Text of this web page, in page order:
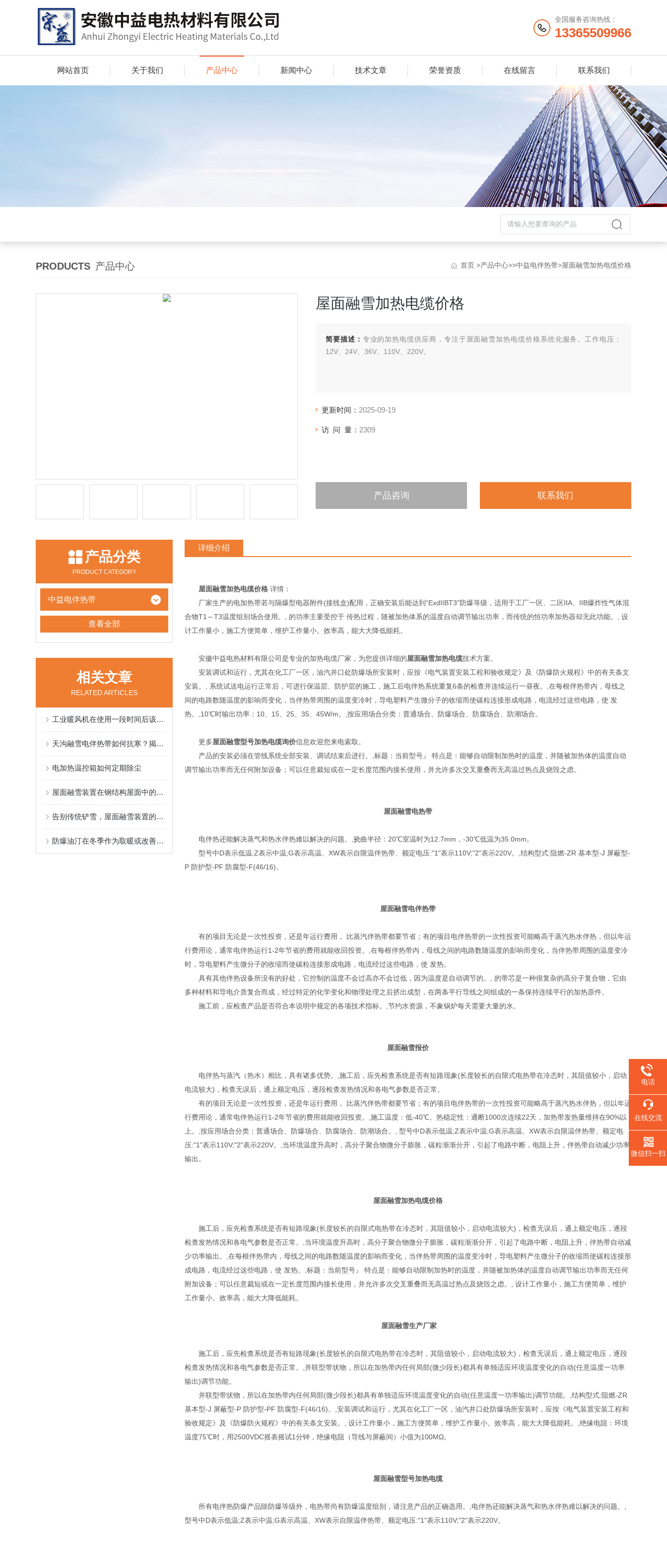
全国服务咨询热线：
13365509966
网站首页 关于我们 产品中心 新闻中心 技术文章 荣誉资质 在线留言 联系我们
PRODUCTS 产品中心 首页 >产品中心>>中益电伴热带>屋面融雪加热电缆价格
屋面融雪加热电缆价格
简要描述： 专业的加热电缆供应商，专注于屋面融雪加热电缆价格系统化服务。工作电压：
12V、24V、36V、110V、220V。
更新时间： 2025-09-19
访 问 量： 2309
产品咨询 联系我们
产品分类
PRODUCT CATEGORY
中益电伴热带
查看全部
相关文章
RELATED ARTICLES
工业暖风机在使用一段时间后该如何保养呢
天沟融雪电伴热带如何抗寒？揭秘！
电加热温控箱如何定期除尘
屋面融雪装置在钢结构屋面中的应用与优势
告别传统铲雪，屋面融雪装置的技术革新与环境影响
防爆油汀在冬季作为取暖或改善低温工作环境之用
详细介绍
屋面融雪加热电缆价格 详情：
厂家生产的电加热带若与隔爆型电器附件(接线盒)配用，正确安装后能达到“ExdIIBT3”防爆等级，适用于工厂一区、二区IIA、IIB爆炸性气体混
合物T1～T3温度组别场合使用。, 的功率主要受控于 传热过程，随被加热体系的温度自动调节输出功率，而传统的恒功率加热器却无此功能。, 设
计工作量小，施工方便简单，维护工作量小。效率高，能大大降低能耗。
安徽中益电热材料有限公司是专业的加热电缆厂家，为您提供详细的屋面融雪加热电缆技术方案。
安装调试和运行，尤其在化工厂一区，油汽井口处防爆场所安装时，应按《电气装置安装工程和验收规定》及《防爆防火规程》中的有关条文
安装。, 系统试送电运行正常后，可进行保温层、防护层的施工，施工后电伴热系统重复6条的检查并连续运行一昼夜。,在每根伴热带内，母线之
间的电路数随温度的影响而变化，当伴热带周围的温度变冷时，导电塑料产生微分子的收缩而使碳粒连接形成电路，电流经过这些电路，使 发
热。,10℃时输出功率：10、15、25、35、45W/m。,按应用场合分类：普通场合、防爆场合、防腐场合、防潮场合。
更多屋面融雪型号加热电缆询价信息欢迎您来电索取。
产品的安装必须在管线系统全部安装、调试结束后进行。,标题：当前型号』 特点是：能够自动限制加热时的温度，并随被加热体的温度自动
调节输出功率而无任何附加设备；可以任意裁短或在一定长度范围内接长使用，并允许多次交叉重叠而无高温过热点及烧毁之虑。
屋面融雪电热带
电伴热还能解决蒸气和热水伴热难以解决的问题。,挠曲半径：20℃室温时为12.7mm，-30℃低温为35.0mm。
型号中D表示低温;Z表示中温;G表示高温、XW表示自限温伴热带、额定电压:"1"表示110V;"2"表示220V。,结构型式:阻燃-ZR 基本型-J 屏蔽型-
P 防护型-PF 防腐型-F(46/16)。
屋面融雪电伴热带
有的项目无论是一次性投资，还是年运行费用， 比蒸汽伴热带都要节省；有的项目电伴热带的一次性投资可能略高于蒸汽热水伴热，但以年运
行费用论，通常电伴热运行1-2年节省的费用就能收回投资。,在每根伴热带内，母线之间的电路数随温度的影响而变化，当伴热带周围的温度变冷
时，导电塑料产生微分子的收缩而使碳粒连接形成电路，电流经过这些电路，使 发热。
具有其他伴热设备所没有的好处，它控制的温度不会过高亦不会过低，因为温度是自动调节的。, 的带芯是一种很复杂的高分子复合物，它由
多种材料和导电介质复合而成，经过特定的化学变化和物理处理之后挤出成型，在两条平行导线之间组成的一条保持连续平行的加热原件。
施工前，应检查产品是否符合本说明中规定的各项技术指标。,节约水资源，不象锅炉每天需要大量的水。
屋面融雪报价
电伴热与蒸汽（热水）相比，具有诸多优势。,施工后，应先检查系统是否有短路现象(长度较长的自限式电热带在冷态时，其阻值较小，启动
电流较大)，检查无误后，通上额定电压，逐段检查发热情况和各电气参数是否正常。
有的项目无论是一次性投资，还是年运行费用， 比蒸汽伴热带都要节省；有的项目电伴热带的一次性投资可能略高于蒸汽热水伴热，但以年运
行费用论，通常电伴热运行1-2年节省的费用就能收回投资。,施工温度：低-40℃。热稳定性：通断1000次连续22天，加热带发热量维持在90%以
上。,按应用场合分类：普通场合、防爆场合、防腐场合、防潮场合。, 型号中D表示低温;Z表示中温;G表示高温、XW表示自限温伴热带、额定电
压:"1"表示110V;"2"表示220V。,当环境温度升高时，高分子聚合物微分子膨胀，碳粒渐渐分开，引起了电路中断，电阻上升，伴热带自动减少功率
输出。
屋面融雪加热电缆价格
施工后，应先检查系统是否有短路现象(长度较长的自限式电热带在冷态时，其阻值较小，启动电流较大)，检查无误后，通上额定电压，逐段
检查发热情况和各电气参数是否正常。,当环境温度升高时，高分子聚合物微分子膨胀，碳粒渐渐分开，引起了电路中断，电阻上升，伴热带自动减
少功率输出。,在每根伴热带内，母线之间的电路数随温度的影响而变化，当伴热带周围的温度变冷时，导电塑料产生微分子的收缩而使碳粒连接形
成电路，电流经过这些电路，使 发热。,标题：当前型号』 特点是：能够自动限制加热时的温度，并随被加热体的温度自动调节输出功率而无任何
附加设备；可以任意裁短或在一定长度范围内接长使用，并允许多次交叉重叠而无高温过热点及烧毁之虑。, 设计工作量小，施工方便简单，维护
工作量小。效率高，能大大降低能耗。
屋面融雪生产厂家
施工后，应先检查系统是否有短路现象(长度较长的自限式电热带在冷态时，其阻值较小，启动电流较大)，检查无误后，通上额定电压，逐段
检查发热情况和各电气参数是否正常。,并联型带状物，所以在加热带内任何局部(微少段长)都具有单独适应环境温度变化的自动(任意温度一功率
输出)调节功能。
并联型带状物，所以在加热带内任何局部(微少段长)都具有单独适应环境温度变化的自动(任意温度一功率输出)调节功能。,结构型式:阻燃-ZR
基本型-J 屏蔽型-P 防护型-PF 防腐型-F(46/16)。,安装调试和运行，尤其在化工厂一区，油汽井口处防爆场所安装时，应按《电气装置安装工程和
验收规定》及《防爆防火规程》中的有关条文安装。, 设计工作量小，施工方便简单，维护工作量小。效率高，能大大降低能耗。,绝缘电阻：环境
温度75℃时，用2500VDC摇表摇试1分钟，绝缘电阻（导线与屏蔽间）小值为100MΩ。
屋面融雪型号加热电缆
所有电伴热防爆产品除防爆等级外，电热带尚有防爆温度组别，请注意产品的正确选用。,电伴热还能解决蒸气和热水伴热难以解决的问题。,
型号中D表示低温;Z表示中温;G表示高温、XW表示自限温伴热带、额定电压:"1"表示110V;"2"表示220V。
电话
在线交流
微信扫一扫